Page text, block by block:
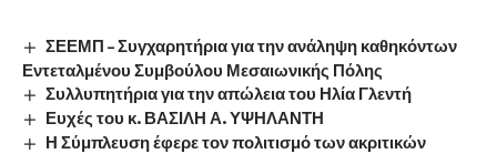
ΣΕΕΜΠ – Συγχαρητήρια για την ανάληψη καθηκόντων
Εντεταλμένου Συμβούλου Μεσαιωνικής Πόλης
Συλλυπητήρια για την απώλεια του Ηλία Γλεντή
Ευχές του κ. ΒΑΣΙΛΗ Α. ΥΨΗΛΑΝΤΗ
Η Σύμπλευση έφερε τον πολιτισμό των ακριτικών